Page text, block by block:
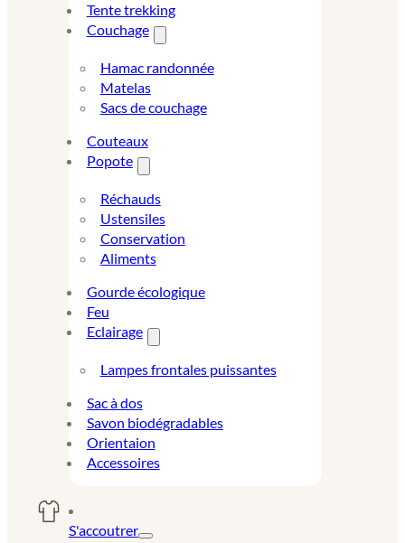
Tente trekking
Couchage
Hamac randonnée
Matelas
Sacs de couchage
Couteaux
Popote
Réchauds
Ustensiles
Conservation
Aliments
Gourde écologique
Feu
Eclairage
Lampes frontales puissantes
Sac à dos
Savon biodégradables
Orientaion
Accessoires
S'accoutrer